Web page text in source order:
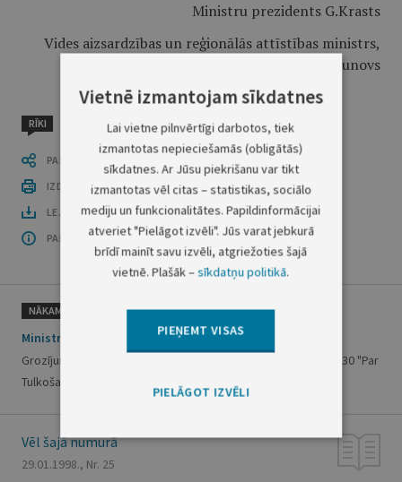
Ministru prezidents G.Krasts
Vides aizsardzības un reģionālās attīstības ministrs,
Ministru prezidenta biedrs A.Gorbunovs
RĪKI
PASTĀSTI CITIEM
IZDRUKĀT PUBLIKĀCIJU
LEJUPLĀDĒT LAIDIENU (PDF)
PAR OFICIĀLO IZDEVUMU
NĀKAMAIS
Ministru kabineta rīkojums Nr.32
Grozījums Ministru kabineta 1996.gada 12.jūnija rīkojumā nr.230 "Par
Tulkošanas un terminoloģijas centra izveidi"
Vēl šajā numurā
29.01.1998., Nr. 25
Vietnē izmantojam sīkdatnes
Lai vietne pilnvērtīgi darbotos, tiek
izmantotas nepieciešamās (obligātās)
sīkdatnes. Ar Jūsu piekrišanu var tikt
izmantotas vēl citas – statistikas, sociālo
mediju un funkcionalitātes. Papildinformācijai
atveriet "Pielāgot izvēli". Jūs varat jebkurā
brīdī mainīt savu izvēli, atgriežoties šajā
vietnē. Plašāk –sīkdatņu politikā.
PIEŅEMT VISAS
PIELĀGOT IZVĒLI